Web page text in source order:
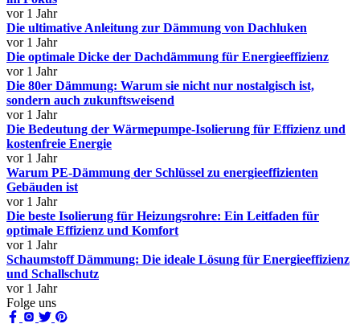
vor 1 Jahr
Die ultimative Anleitung zur Dämmung von Dachluken
vor 1 Jahr
Die optimale Dicke der Dachdämmung für Energieeffizienz
vor 1 Jahr
Die 80er Dämmung: Warum sie nicht nur nostalgisch ist,
sondern auch zukunftsweisend
vor 1 Jahr
Die Bedeutung der Wärmepumpe-Isolierung für Effizienz und
kostenfreie Energie
vor 1 Jahr
Warum PE-Dämmung der Schlüssel zu energieeffizienten
Gebäuden ist
vor 1 Jahr
Die beste Isolierung für Heizungsrohre: Ein Leitfaden für
optimale Effizienz und Komfort
vor 1 Jahr
Schaumstoff Dämmung: Die ideale Lösung für Energieeffizienz
und Schallschutz
vor 1 Jahr
Folge uns